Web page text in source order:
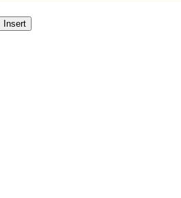
Insert